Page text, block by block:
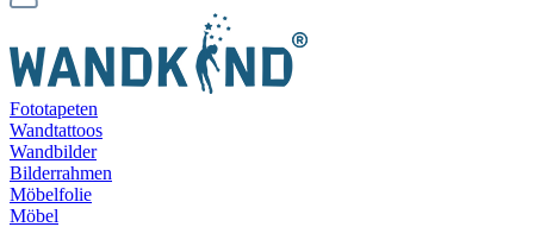
Fototapeten
Wandtattoos
Wandbilder
Bilderrahmen
Möbelfolie
Möbel